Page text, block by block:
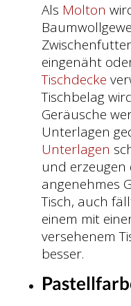
Als Molton
eingenäht
Tischdecke
Tischbelag
Geräusche
Unterlagen
Unterlagen
und erzeugen
angenehmes
Tisch, auch
einem mit
versehenem
besser.